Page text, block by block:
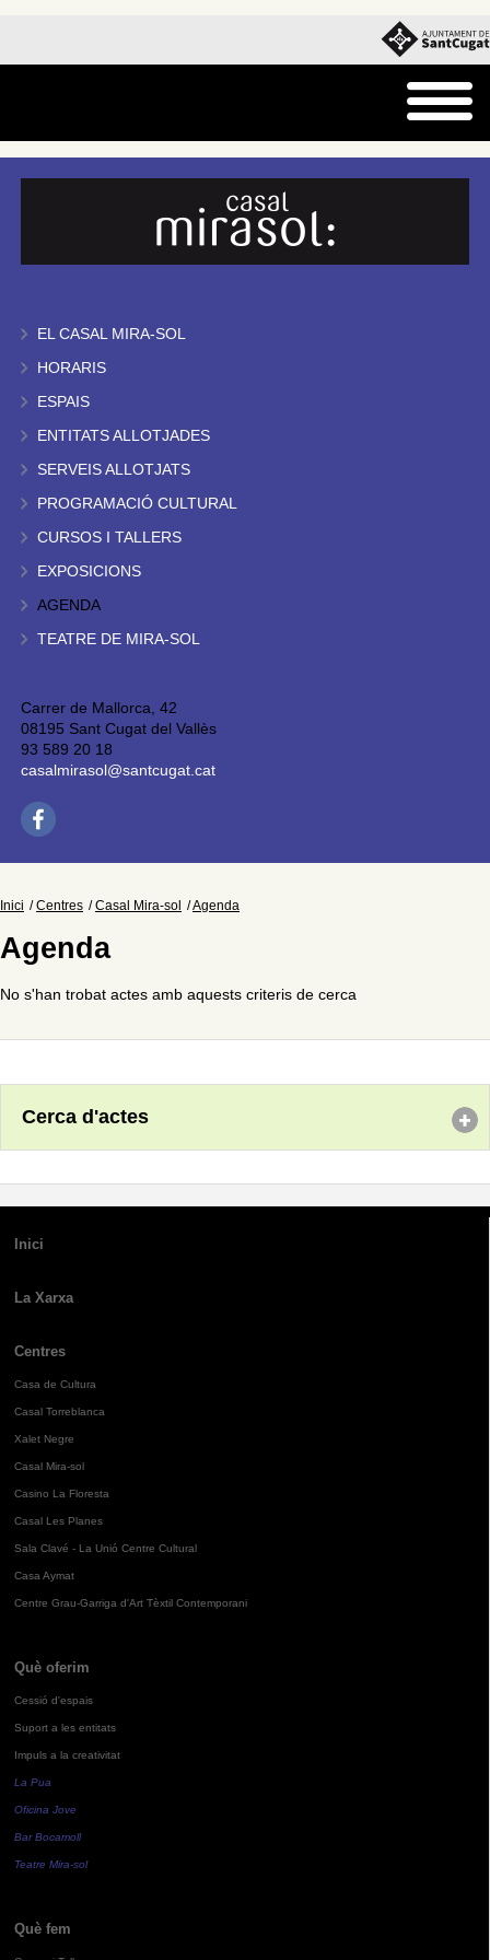
EL CASAL MIRA-SOL
HORARIS
ESPAIS
ENTITATS ALLOTJADES
SERVEIS ALLOTJATS
PROGRAMACIÓ CULTURAL
CURSOS I TALLERS
EXPOSICIONS
AGENDA
TEATRE DE MIRA-SOL
Carrer de Mallorca, 42
08195 Sant Cugat del Vallès
93 589 20 18
casalmirasol@santcugat.cat
Inici Centres Casal Mira-sol Agenda
Agenda
No s'han trobat actes amb aquests criteris de cerca
Cerca d'actes
Inici
La Xarxa
Centres
Casa de Cultura
Casal Torreblanca
Xalet Negre
Casal Mira-sol
Casino La Floresta
Casal Les Planes
Sala Clavé - La Unió Centre Cultural
Casa Aymat
Centre Grau-Garriga d'Art Tèxtil Contemporani
Què oferim
Cessió d'espais
Suport a les entitats
Impuls a la creativitat
La Pua
Oficina Jove
Bar Bocamoll
Teatre Mira-sol
Què fem